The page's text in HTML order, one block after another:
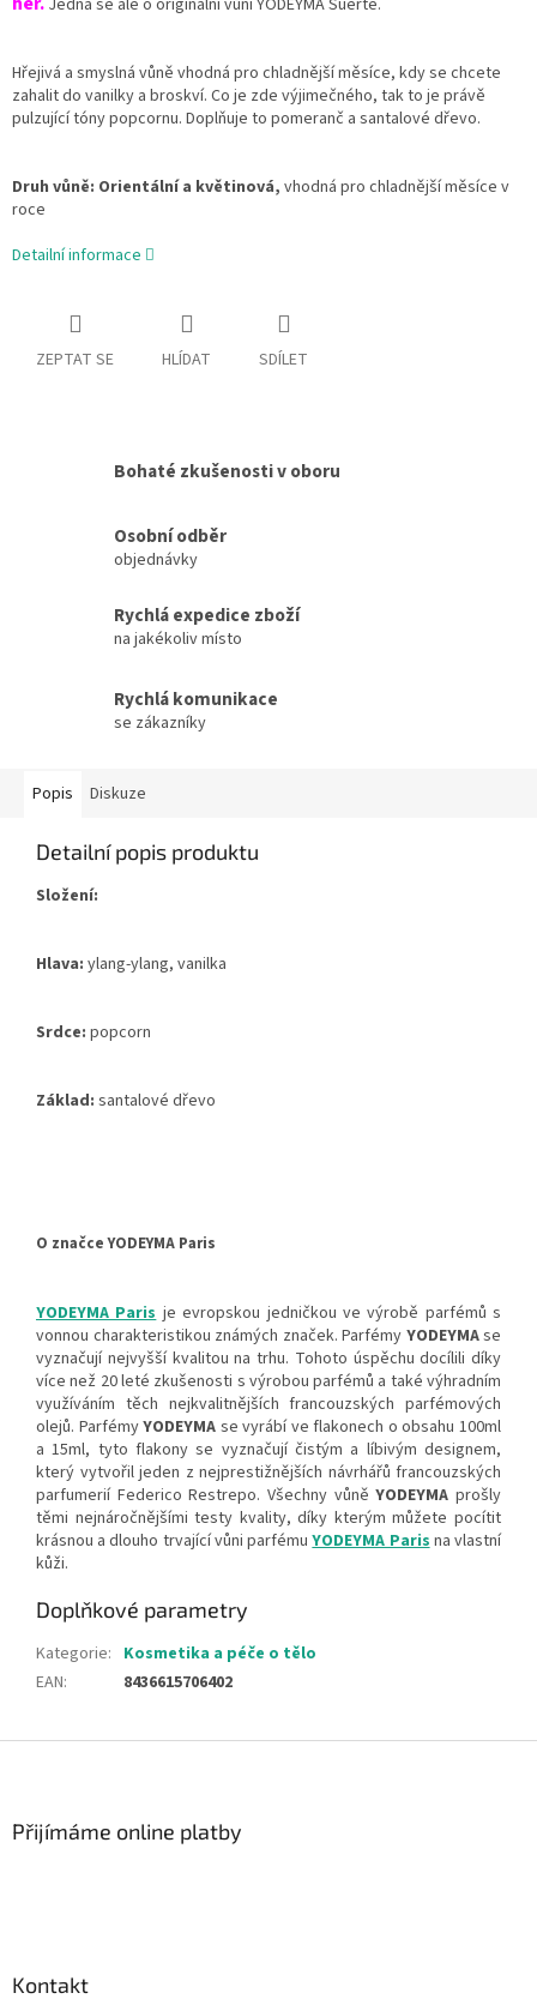
Jedná se ale o originální vůni YODEYMA Suerte.
Hřejivá a smyslná vůně vhodná pro chladnější měsíce, kdy se chcete
zahalit do vanilky a broskví. Co je zde výjimečného, tak to je právě
pulzující tóny popcornu. Doplňuje to pomeranč a santalové dřevo.
Druh vůně: Orientální a květinová, vhodná pro chladnější měsíce v
roce
Detailní informace
ZEPTAT SE HLÍDAT SDÍLET
Bohaté zkušenosti v oboru
Osobní odběr
objednávky
Rychlá expedice zboží
na jakékoliv místo
Rychlá komunikace
se zákazníky
Popis Diskuze
Detailní popis produktu
Složení:
Hlava: ylang-ylang, vanilka
Srdce: popcorn
Základ: santalové dřevo
O značce YODEYMA Paris
YODEYMA Paris je evropskou jedničkou ve výrobě parfémů s
vonnou charakteristikou známých značek. Parfémy YODEYMAse
vyznačují nejvyšší kvalitou na trhu. Tohoto úspěchu docílili díky
více než 20 leté zkušenosti s výrobou parfémů a také výhradním
využíváním těch nejkvalitnějších francouzských parfémových
olejů. ParfémyYODEYMA se vyrábí ve flakonech o obsahu 100ml
a 15ml, tyto flakony se vyznačují čistým a líbivým designem,
který vytvořil jeden z nejprestižnějších návrhářů francouzských
parfumerií Federico Restrepo. Všechny vůněYODEYMA prošly
těmi nejnáročnějšími testy kvality, díky kterým můžete pocítit
krásnou a dlouho trvající vůni parfémuYODEYMA Paris na vlastní
kůži.
Doplňkové parametry
Kategorie: Kosmetika a péče o tělo
EAN: 8436615706402
Přijímáme online platby
Kontakt